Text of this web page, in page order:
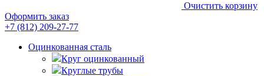
Очистить корзину
Оформить заказ
+7 (812) 209-27-77
Оцинкованная сталь
Круг оцинкованный
Круглые трубы